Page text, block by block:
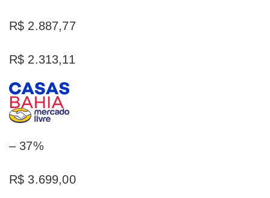
R$ 2.887,77
R$ 2.313,11
– 37%
R$ 3.699,00